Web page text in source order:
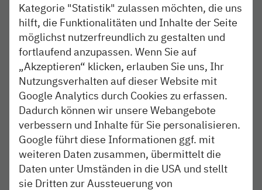
6. + 7. Februar, jeweils ab 22 Uhr bis 2 Uhr des
Folgetages:Einzelne Zugfahrten zwischen
Rendsburg bzw. Schleswig und Husum fallen aus.
10. – 12. Februar, jeweils ab 21 Uhr bis 5 Uhr
des Folgetages:Alle Züge zwischen Schleswig und
Husum entfallen.
10. Februar, ab 22 Uhr bis 11. Februar, 4 Uhr:
Alle Zugfahrten zwischen Kiel und Rendsburg
fallen aus. Am 11. Februar verkehrt der Zug
regulär um 3:55 Uhr ab Kiel Richtung Husum erst
13 Minuten später um 4:08 Uhr.
Kategorie "Statistik" zulassen möchten, die uns
hilft, die Funktionalitäten und Inhalte der Seite
möglichst nutzerfreundlich zu gestalten und
fortlaufend anzupassen. Wenn Sie auf
„Akzeptieren“ klicken, erlauben Sie uns, Ihr
Nutzungsverhalten auf dieser Website mit
Google Analytics durch Cookies zu erfassen.
Dadurch können wir unsere Webangebote
verbessern und Inhalte für Sie personalisieren.
Google führt diese Informationen ggf. mit
weiteren Daten zusammen, übermittelt die
Daten unter Umständen in die USA und stellt
sie Dritten zur Aussteuerung von